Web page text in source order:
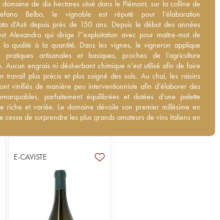
de dix hectares situé dans le Piémont, sur la colline de
Belbo, le vignoble est réputé pour l’élaboration
d’Asti depuis près de 150 ans. Depuis le début des années
Alexandro qui dirige l’’exploitation avec pour maître-mot de
qualité à la quantité. Dans les vignes, le vigneron applique ainsi
artisanales et basiques, proches de l’agriculture
Aucun engrais ni désherbant chimique n’est utilisé afin de faire
travail plus précis et plus soigné des sols. Au chai, les raisins
vinifiés de manière peu interventionniste afin d’élaborer des
parfaitement équilibrées et dotées d’une palette
riche et variée. Le domaine dévoile son premier millésime en
cesse de surprendre les plus grands amateurs de vins italiens en
faire rigoureusement équilibré. En 2023, le domaine a été
domaine de dix hectares situé dans le Piémont, sur la colline de
Belbo, le vignoble est réputé pour l’élaboration
d’Asti depuis près de 150 ans. Depuis le début des années
Alexandro qui dirige l’’exploitation avec pour maître-mot de
la qualité à la quantité. Dans les vignes, le vigneron applique
artisanales et basiques, proches de l’agriculture
Aucun engrais ni désherbant chimique n’est utilisé afin de faire
travail plus précis et plus soigné des sols. Au chai, les raisins
vinifiés de manière peu interventionniste afin d’élaborer des
parfaitement équilibrées et dotées d’une palette
riche et variée. Le domaine dévoile son premier millésime en
cesse de surprendre les plus grands amateurs de vins italiens en
faire rigoureusement équilibré. En 2023, le domaine a été
E-CAVISTE